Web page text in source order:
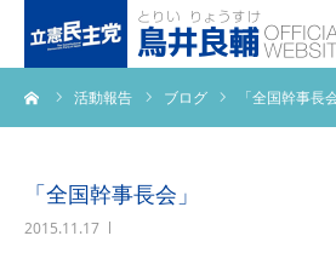
活動報告 ブログ 「全国幹事長
「全国幹事長会」
2015.11.17
トップページ
プロフィール